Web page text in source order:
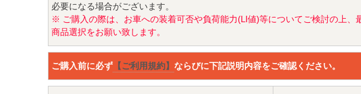
必要になる場合がございます。
※ ご購入の際は、お車への装着可否や負荷能力(LI値)等についてご検討の上、
商品選択をお願い致します。
ご購入前に必ず 【ご利用規約】 ならびに下記説明内容をご確認ください。